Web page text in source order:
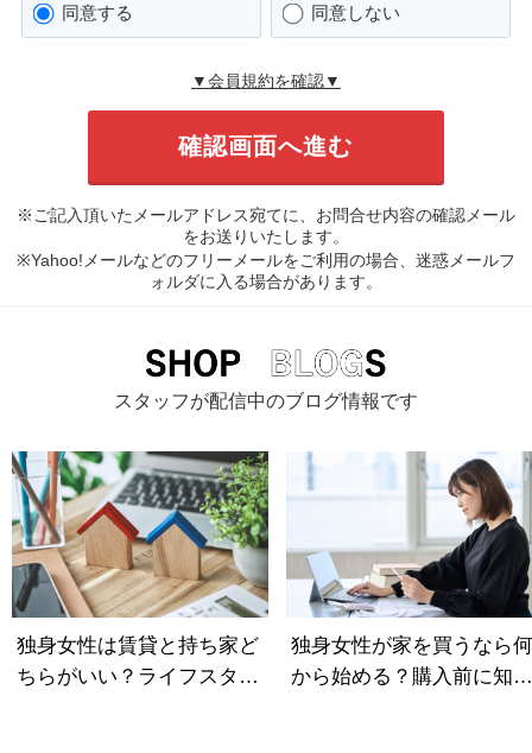
同意する 同意しない
▼会員規約を確認▼
※ご記入頂いたメールアドレス宛てに、お問合せ内容の確認メール
をお送りいたします。
※Yahoo!メールなどのフリーメールをご利用の場合、迷惑メールフ
ォルダに入る場合があります。
スタッフが配信中のブログ情報です